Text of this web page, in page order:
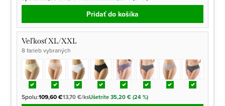
Pridať do košíka
Veľkosť XL/XXL
8 farieb vybraných
Spolu:109,60 €13,70 €/ksUšetríte 35,20 € (24 %)